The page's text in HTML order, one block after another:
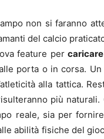
non si faranno
del calcio
feature per
porta o in corsa.
alla tattica.
più
reale, sia per
abilità fisiche del